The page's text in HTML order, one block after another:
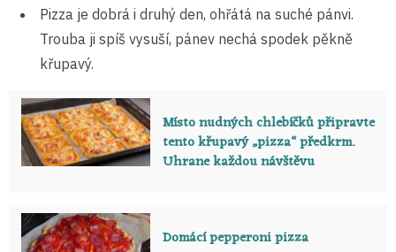
Pizza je dobrá i druhý den, ohřátá na suché pánvi.
Trouba ji spíš vysuší, pánev nechá spodek pěkně
křupavý.
Místo nudných chlebíčků připravte
tento křupavý „pizza“ předkrm.
Uhrane každou návštěvu
Domácí pepperoni pizza